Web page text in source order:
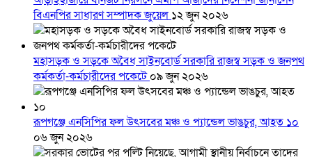
বিএনপির সাধারণ সম্পাদক জুয়েল ১২ জুন ২০২৬
মহাসড়ক ও সড়কে অবৈধ সাইনবোর্ড সরকারি রাজস্ব সড়ক ও জনপথ
কর্মকর্তা-কর্মচারীদের পকেটে০৯ জুন ২০২৬
রূপগঞ্জে এনসিপির ফল উৎসবের মঞ্চ ও প্যান্ডেল ভাঙচুর, আহত ১০
০৬ জুন ২০২৬